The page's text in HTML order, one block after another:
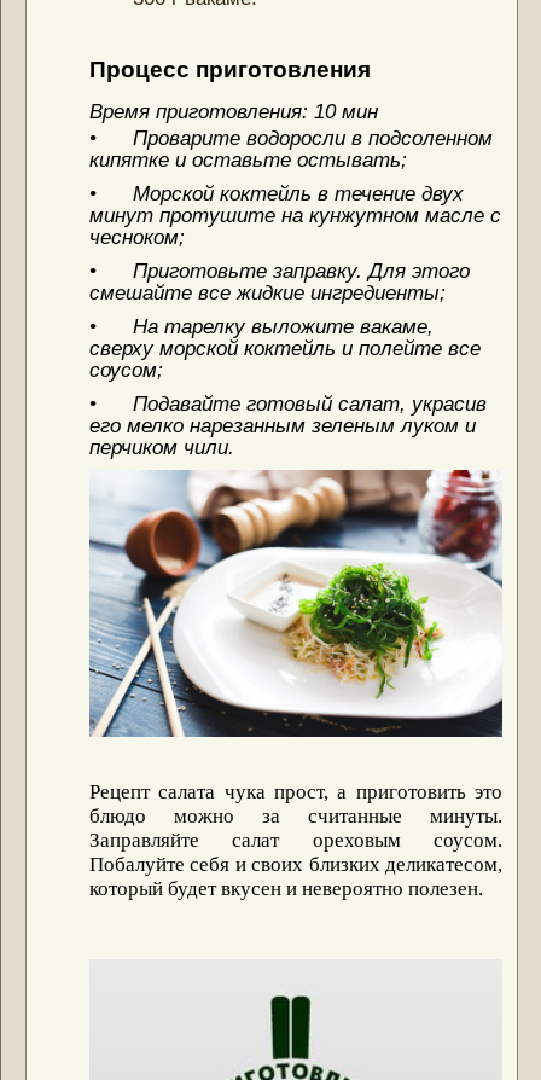
Процесс приготовления
Время приготовления: 10 мин
• Проварите водоросли в подсоленном
кипятке и оставьте остывать;
• Морской коктейль в течение двух
минут протушите на кунжутном масле с
чесноком;
• Приготовьте заправку. Для этого
смешайте все жидкие ингредиенты;
• На тарелку выложите вакаме,
сверху морской коктейль и полейте все
соусом;
• Подавайте готовый салат, украсив
его мелко нарезанным зеленым луком и
перчиком чили.
Рецепт салата чука прост, а приготовить это
блюдо можно за считанные минуты.
Заправляйте салат ореховым соусом.
Побалуйте себя и своих близких деликатесом,
который будет вкусен и невероятно полезен.